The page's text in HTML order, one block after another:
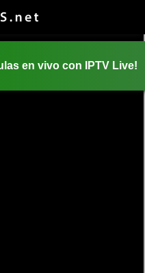
en vivo con IPTV Live!
de la luna (2011)